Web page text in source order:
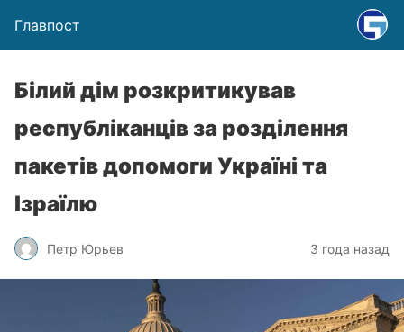
Главпост
Білий дім розкритикував
республіканців за розділення
пакетів допомоги Україні та
Ізраїлю
Петр Юрьев 3 года назад